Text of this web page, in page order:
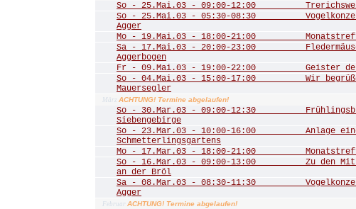
So - 25.Mai.03 - 09:00-12:00
So - 25.Mai.03 - 05:30-08:30
Agger
Mo - 19.Mai.03 - 18:00-21:00
Sa - 17.Mai.03 - 20:00-23:00
Aggerbogen
Fr - 09.Mai.03 - 19:00-22:00 Geister der
So - 04.Mai.03 - 15:00-17:00 Wir
Mauersegler
März ACHTUNG! Termine abgelaufen!
So - 30.Mar.03 - 09:00-12:30
Siebengebirge
So - 23.Mar.03 - 10:00-16:00 Anlage
Schmetterlingsgartens
Mo - 17.Mar.03 - 18:00-21:00
So - 16.Mar.03 - 09:00-13:00 Zu den
an der Bröl
Sa - 08.Mar.03 - 08:30-11:30
Agger
Februar ACHTUNG! Termine abgelaufen!